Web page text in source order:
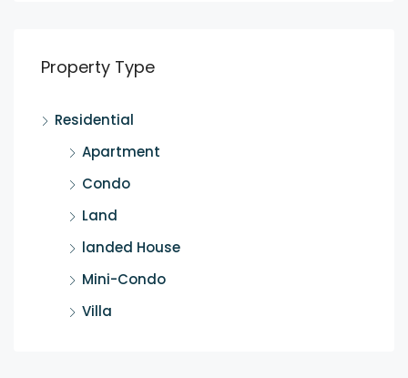
Property Type
Residential
Apartment
Condo
Land
landed House
Mini-Condo
Villa